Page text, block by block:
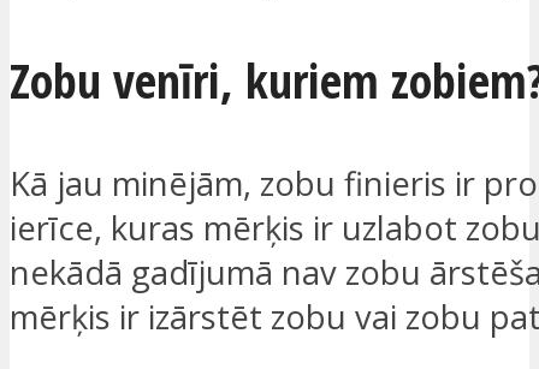
Zobu venīri, kuriem
Kā jau minējām, zobu finieris ir
ierīce, kuras mērķis ir uzlabot
nekādā gadījumā nav zobu
mērķis ir izārstēt zobu vai zobu